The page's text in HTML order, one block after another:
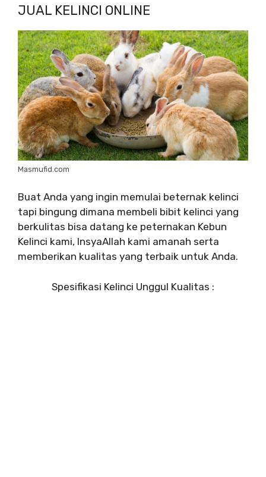
JUAL KELINCI ONLINE
Masmufid.com
Buat Anda yang ingin memulai beternak kelinci
tapi bingung dimana membeli bibit kelinci yang
berkulitas bisa datang ke peternakan Kebun
Kelinci kami, InsyaAllah kami amanah serta
memberikan kualitas yang terbaik untuk Anda.
Spesifikasi Kelinci Unggul Kualitas :